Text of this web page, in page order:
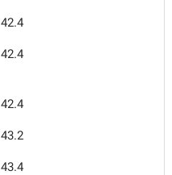
42.4
42.4
42.4
43.2
43.4